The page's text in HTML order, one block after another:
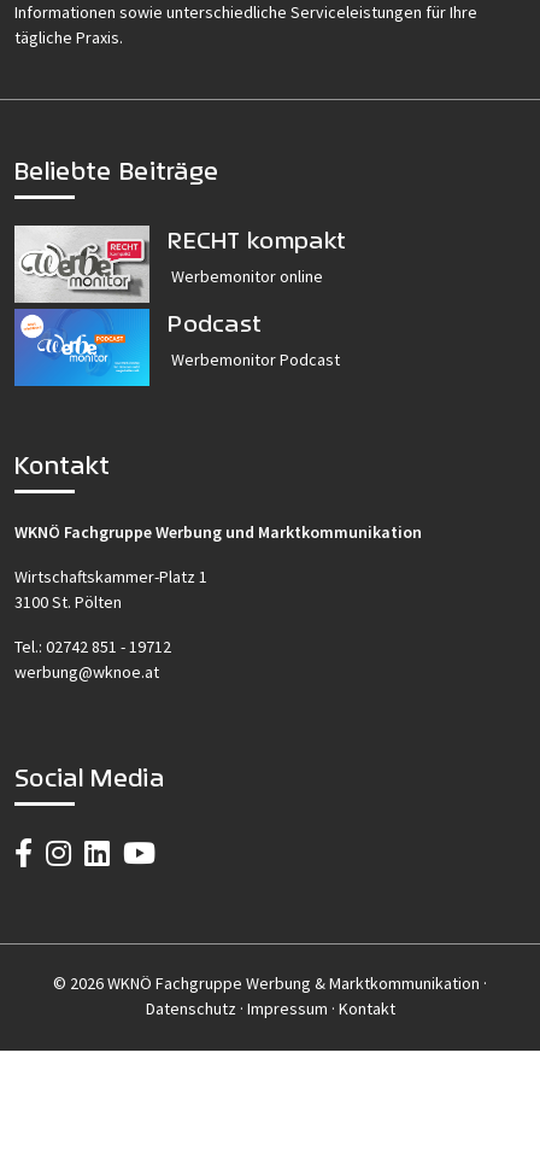
Informationen sowie unterschiedliche Serviceleistungen für Ihre
tägliche Praxis.
Beliebte Beiträge
RECHT kompakt
Werbemonitor online
Podcast
Werbemonitor Podcast
Kontakt
WKNÖ Fachgruppe Werbung und Marktkommunikation
Wirtschaftskammer-Platz 1
3100 St. Pölten
Tel.: 02742 851 - 19712
werbung@wknoe.at
Social Media
© 2026 WKNÖ Fachgruppe Werbung & Marktkommunikation ·
Datenschutz· Impressum · Kontakt